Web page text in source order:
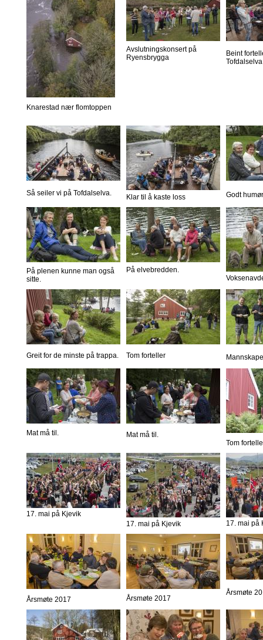
Knarestad nær flomtoppen
Avslutningskonsert på
Ryensbrygga
Beint
Så seiler vi på Tofdalselva. Klar til å kaste loss Godt
På plenen kunne man også
sitte.
På elvebredden.
Greit for de minste på trappa. Tom forteller
Mat må til.
Mat må til.
Tom
17. mai på Kjevik
17. mai på Kjevik
17. mai på
Årsmøte 2017 Årsmøte 2017
Årsmøte